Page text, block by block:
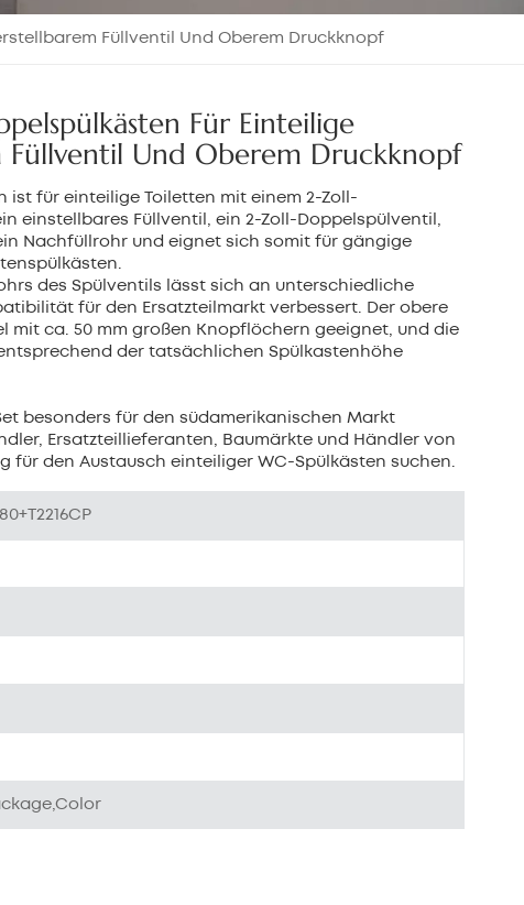
Português
中文
Füllventil Und Oberem Druckknopf
Für Einteilige
Und Oberem Druckknopf
ist für einteilige Toiletten mit einem 2-Zoll-
einstellbares Füllventil, ein 2-Zoll-Doppelspülventil,
Nachfüllrohr und eignet sich somit für gängige
des Spülventils lässt sich an unterschiedliche
für den Ersatzteilmarkt verbessert. Der obere
mit ca. 50 mm großen Knopflöchern geeignet, und die
der tatsächlichen Spülkastenhöhe
besonders für den südamerikanischen Markt
Ersatzteillieferanten, Baumärkte und Händler von
für den Austausch einteiliger WC-Spülkästen suchen.